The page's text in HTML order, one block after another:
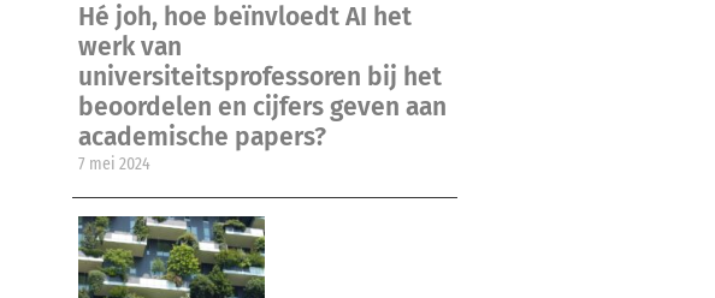
Hé joh, hoe beïnvloedt AI het
werk van
universiteitsprofessoren bij het
beoordelen en cijfers geven aan
academische papers?
7 mei 2024